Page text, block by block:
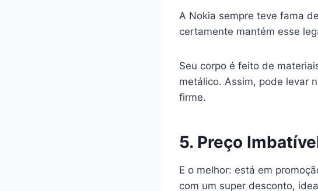
A Nokia sempre teve fama
certamente mantém esse
Seu corpo é feito de
metálico. Assim, pode levar
firme.
5. Preço
E o melhor: está em
com um super desconto,